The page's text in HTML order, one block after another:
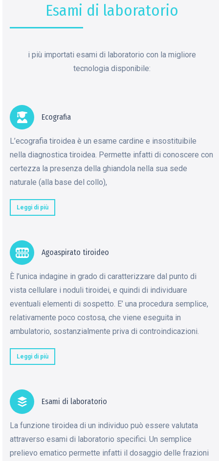
Esami di laboratorio
i più importati esami di laboratorio con la migliore
tecnologia disponibile:
Ecografia
L’ecografia tiroidea è un esame cardine e insostituibile
nella diagnostica tiroidea. Permette infatti di conoscere con
certezza la presenza della ghiandola nella sua sede
naturale (alla base del collo),
Leggi di più
Agoaspirato tiroideo
È l’unica indagine in grado di caratterizzare dal punto di
vista cellulare i noduli tiroidei, e quindi di individuare
eventuali elementi di sospetto. E’ una procedura semplice,
relativamente poco costosa, che viene eseguita in
ambulatorio, sostanzialmente priva di controindicazioni.
Leggi di più
Esami di laboratorio
La funzione tiroidea di un individuo può essere valutata
attraverso esami di laboratorio specifici. Un semplice
prelievo ematico permette infatti il dosaggio delle frazioni